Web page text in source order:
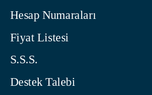
Hesap Numaraları
Fiyat Listesi
S.S.S.
Destek Talebi